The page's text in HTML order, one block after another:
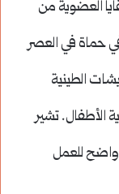
العضوية من
في حماة في العصر
الطينية
الأطفال. تشير
للعمل